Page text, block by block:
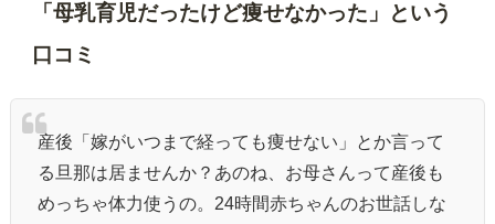
「母乳育児だったけど痩せなかった」という
口コミ
産後「嫁がいつまで経っても痩せない」とか言って
る旦那は居ませんか？あのね、お母さんって産後も
めっちゃ体力使うの。24時間赤ちゃんのお世話しな